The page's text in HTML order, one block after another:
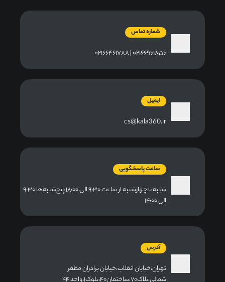
شماره تماس
۰۲۱۶۶۹۶۱۸۵۶ | ۰۲۱۶۶۴۶۱۷۸۸
ایمیل
cs@kala360.ir
ساعت پاسخگویی
شنبه تا چهارشنبه از ساعت ۹:۳۰ الی ۱۸:۰۰ پنج‌شنبه‌ها ۹:۳۰
الی ۱۴:۰۰
آدرس
تهران،خیابان انقلاب،خیابان برادران مظفر
شمالی،پلاک۷۰،ساختمان۴۰،بلوک۱،واحد ۴۴